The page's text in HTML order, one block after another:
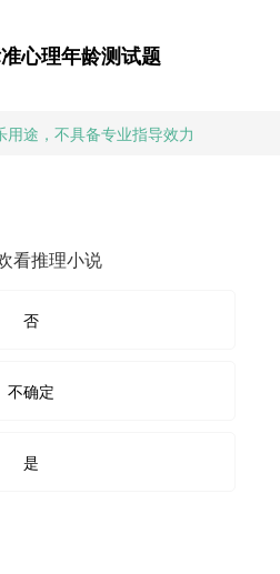
心理年龄测试题
用途，不具备专业指导效力
看推理小说
否
不确定
是